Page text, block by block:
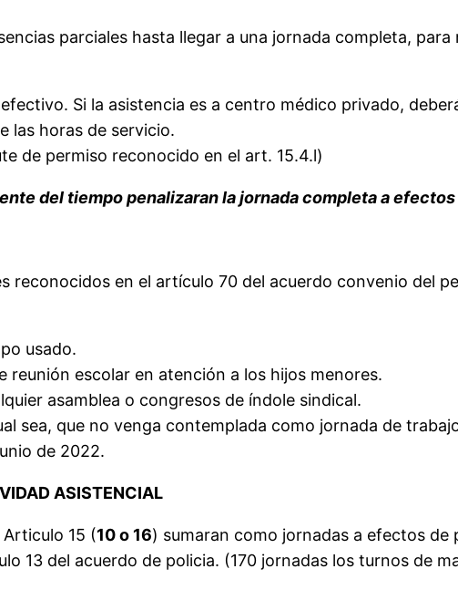
parciales hasta llegar a una jornada completa,
Si la asistencia es a centro médico privado,
las horas de servicio.
de permiso reconocido en el art. 15.4.l)
del tiempo penalizaran la jornada completa a
reconocidos en el artículo 70 del acuerdo convenio del
usado.
escolar en atención a los hijos menores.
asamblea o congresos de índole sindical.
sea, que no venga contemplada como jornada de
de 2022.
ASISTENCIAL
Articulo 15 (10 o 16) sumaran como jornadas a efectos de
13 del acuerdo de policia. (170 jornadas los turnos de